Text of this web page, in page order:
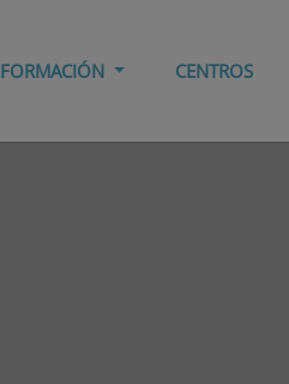
FORMACIÓN CENTROS